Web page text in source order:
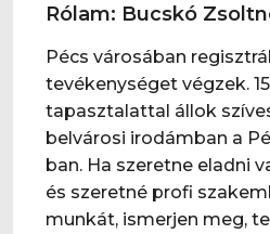
Rólam: Bucskó
Pécs városában
tevékenységet végzek.
tapasztalattal állok
belvárosi irodámban a
ban. Ha szeretne eladni
és szeretné profi
munkát, ismerjen meg,